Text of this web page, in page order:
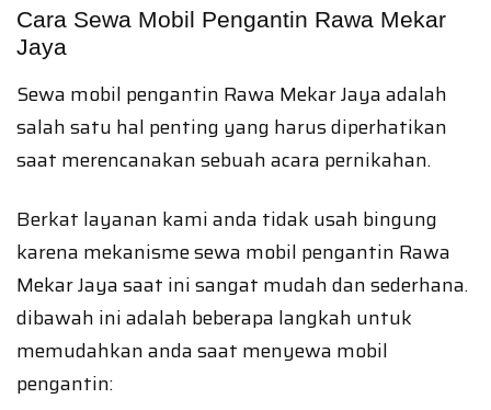
Cara Sewa Mobil Pengantin Rawa Mekar
Jaya
Sewa mobil pengantin Rawa Mekar Jaya adalah
salah satu hal penting yang harus diperhatikan
saat merencanakan sebuah acara pernikahan.
Berkat layanan kami anda tidak usah bingung
karena mekanisme sewa mobil pengantin Rawa
Mekar Jaya saat ini sangat mudah dan sederhana.
dibawah ini adalah beberapa langkah untuk
memudahkan anda saat menyewa mobil
pengantin: